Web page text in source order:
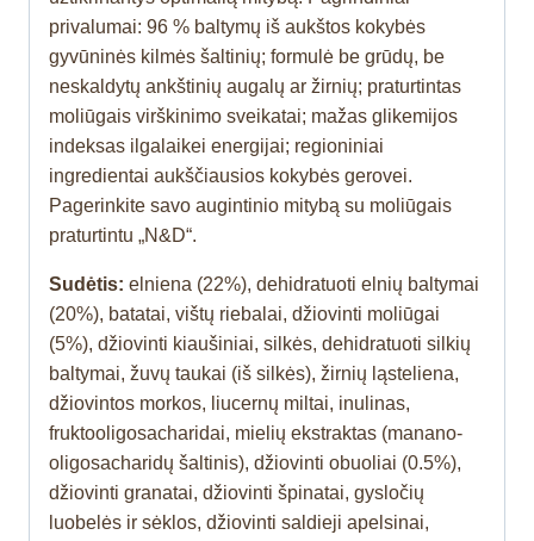
privalumai: 96 % baltymų iš aukštos kokybės
gyvūninės kilmės šaltinių; formulė be grūdų, be
neskaldytų ankštinių augalų ar žirnių; praturtintas
moliūgais virškinimo sveikatai; mažas glikemijos
indeksas ilgalaikei energijai; regioniniai
ingredientai aukščiausios kokybės gerovei.
Pagerinkite savo augintinio mitybą su moliūgais
praturtintu „N&D“.
Sudėtis: elniena (22%), dehidratuoti elnių baltymai
(20%), batatai, vištų riebalai, džiovinti moliūgai
(5%), džiovinti kiaušiniai, silkės, dehidratuoti silkių
baltymai, žuvų taukai (iš silkės), žirnių ląsteliena,
džiovintos morkos, liucernų miltai, inulinas,
fruktooligosacharidai, mielių ekstraktas (manano-
oligosacharidų šaltinis), džiovinti obuoliai (0.5%),
džiovinti granatai, džiovinti špinatai, gysločių
luobelės ir sėklos, džiovinti saldieji apelsinai,